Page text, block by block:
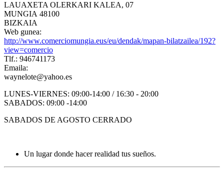
LAUAXETA OLERKARI KALEA, 07
MUNGIA 48100
BIZKAIA
Web gunea:
http://www.comerciomungia.eus/eu/dendak/mapan-bilatzailea/192?
view=comercio
Tlf.: 946741173
Emaila:
waynelote@yahoo.es
LUNES-VIERNES: 09:00-14:00 / 16:30 - 20:00
SABADOS: 09:00 -14:00
SABADOS DE AGOSTO CERRADO
Un lugar donde hacer realidad tus sueños.